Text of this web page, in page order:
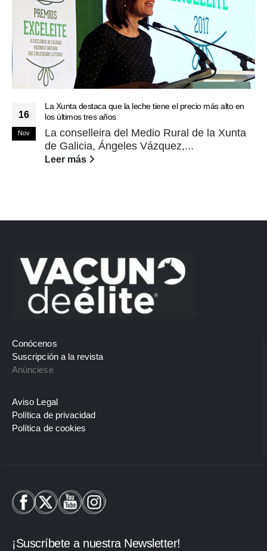
16
Nov
La Xunta destaca que la leche tiene el precio más alto en
los últimos tres años
La conselleira del Medio Rural de la Xunta
de Galicia, Ángeles Vázquez,...
Leer más
Conócenos
Suscripción a la revista
Anúnciese
Aviso Legal
Política de privacidad
Política de cookies
¡Suscríbete a nuestra Newsletter!